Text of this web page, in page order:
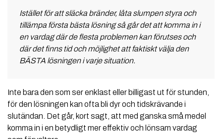
Istället för att släcka bränder, låta slumpen styra och
tillämpa första bästa lösning så går det att komma in i
en vardag där de flesta problemen kan förutses och
där det finns tid och möjlighet att faktiskt välja den
BÄSTA lösningen i varje situation.
Inte bara den som ser enklast eller billigast ut för stunden,
för den lösningen kan ofta bli dyr och tidskrävande i
slutändan. Det går, kort sagt, att med ganska små medel
komma in i en betydligt mer effektiv och lönsam vardag